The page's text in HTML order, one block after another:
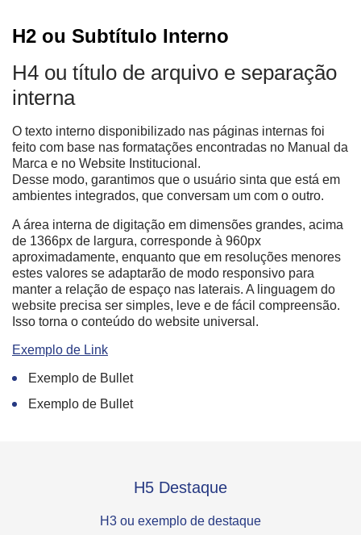
H2 ou Subtítulo Interno
H4 ou título de arquivo e separação
interna
O texto interno disponibilizado nas páginas internas foi
feito com base nas formatações encontradas no Manual da
Marca e no Website Institucional.
Desse modo, garantimos que o usuário sinta que está em
ambientes integrados, que conversam um com o outro.
A área interna de digitação em dimensões grandes, acima
de 1366px de largura, corresponde à 960px
aproximadamente, enquanto que em resoluções menores
estes valores se adaptarão de modo responsivo para
manter a relação de espaço nas laterais. A linguagem do
website precisa ser simples, leve e de fácil compreensão.
Isso torna o conteúdo do website universal.
Exemplo de Link
Exemplo de Bullet
Exemplo de Bullet
H5 Destaque
H3 ou exemplo de destaque